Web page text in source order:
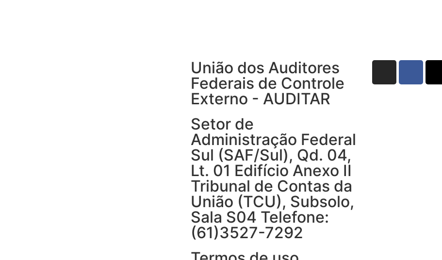
União dos Auditores
Federais de Controle
Externo - AUDITAR
Setor de
Administração Federal
Sul (SAF/Sul), Qd. 04,
Lt. 01 Edifício Anexo II
Tribunal de Contas da
União (TCU), Subsolo,
Sala S04 Telefone:
(61)3527-7292